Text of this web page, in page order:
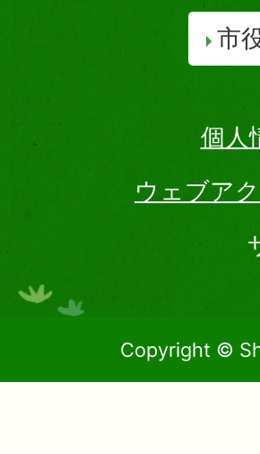
市
個人
ウェブア
Copyright ©